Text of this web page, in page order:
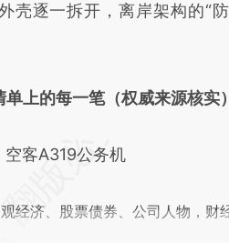
逐一拆开，离岸架构的“防
上的每一笔（权威来源核实）
客A319公务机
经济、股票债券、公司人物，财